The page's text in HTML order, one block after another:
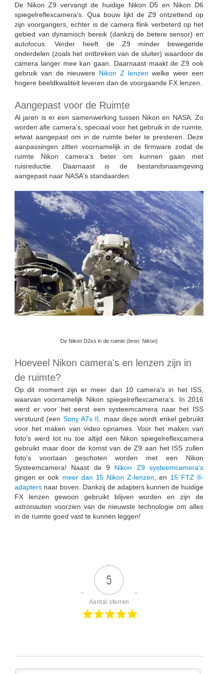
De Nikon Z9 vervangt de huidige Nikon D5 en Nikon D6
spiegelreflexcamera's. Qua bouw lijkt de Z9 ontzettend op
zijn voorgangers, echter is de camera flink verbeterd op het
gebied van dynamisch bereik (dankzij de betere sensor) en
autofocus. Verder heeft de Z9 minder bewegende
onderdelen (zoals het ontbreken van de sluiter) waardoor de
camera langer mee kan gaan. Daarnaast maakt de Z9 ook
gebruik van de nieuwere Nikon Z lenzen welke weer een
hogere beeldkwaliteit leveren dan de voorgaande FX lenzen.
Aangepast voor de Ruimte
Al jaren is er een samenwerking tussen Nikon en NASA. Zo
worden alle camera's, speciaal voor het gebruik in de ruimte,
ietwat aangepast om in de ruimte beter te presteren. Deze
aanpassingen zitten voornamelijk in de firmware zodat de
ruimte Nikon camera's beter om kunnen gaan met
ruisreductie. Daarnaast is de bestandsnaamgeving
aangepast naar NASA's standaarden.
De Nikon D2xs in de ruimte (bron: Nikon)
Hoeveel Nikon camera's en lenzen zijn in
de ruimte?
Op dit moment zijn er meer dan 10 camera's in het ISS,
waarvan voornamelijk Nikon spiegelreflexcamera's. In 2016
werd er voor het eerst een systeemcamera naar het ISS
verstuurd (een Sony A7s II, maar deze wordt enkel gebruikt
voor het maken van video opnames. Voor het maken van
foto's werd tot nu toe altijd een Nikon spiegelreflexcamera
gebruikt maar door de komst van de Z9 aan het ISS zullen
foto's voortaan geschoten worden met een Nikon
Systeemcamera! Naast de 9 Nikon Z9 systeemcamera's
gingen er ook meer dan 15 Nikon Z-lenzen, en 15 FTZ II-
adapters naar boven. Dankzij de adapters kunnen de huidige
FX lenzen gewoon gebruikt blijven worden en zijn de
astronauten voorzien van de nieuwste technologie om alles
in de ruimte goed vast te kunnen leggen!
5
Aantal sterren